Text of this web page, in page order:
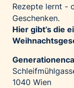
Rezepte lernt -
Geschenken.
Hier gibt’s die
1040 Wien